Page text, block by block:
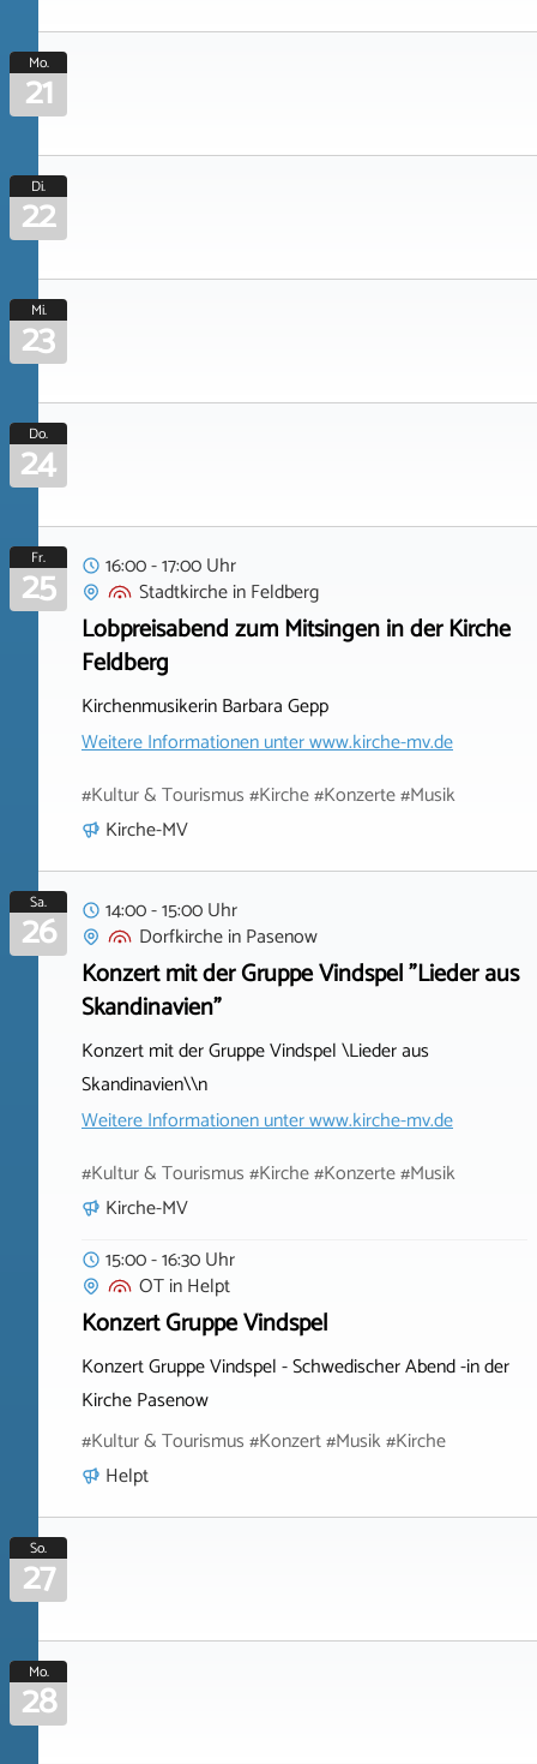
Mo.
21
Di.
22
Mi.
23
Do.
24
Fr.
25
16:00 - 17:00 Uhr
StadtkircheinFeldberg
Lobpreisabend zum Mitsingen in der Kirche
Feldberg
Kirchenmusikerin Barbara Gepp
Weitere Informationen unterwww.kirche-mv.de
#Kultur & Tourismus #Kirche #Konzerte #Musik
Kirche-MV
Sa.
26
14:00 - 15:00 Uhr
DorfkircheinPasenow
Konzert mit der Gruppe Vindspel "Lieder aus
Skandinavien"
Konzert mit der Gruppe Vindspel \Lieder aus
Skandinavien\\n
Weitere Informationen unterwww.kirche-mv.de
#Kultur & Tourismus #Kirche #Konzerte #Musik
Kirche-MV
15:00 - 16:30 Uhr
OTinHelpt
Konzert Gruppe Vindspel
Konzert Gruppe Vindspel - Schwedischer Abend -in der
Kirche Pasenow
#Kultur & Tourismus #Konzert #Musik #Kirche
Helpt
So.
27
Mo.
28